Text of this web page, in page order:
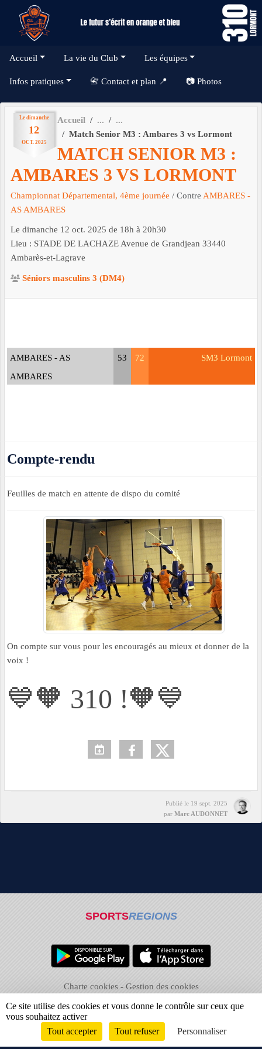
Accueil La vie du Club Les équipes
Infos pratiques 📇 Contact et plan 📍 📷 Photos
Le dimanche
12
OCT. 2025
Accueil
Match Senior M3 : Ambares 3 vs Lormont
MATCH SENIOR M3 :
AMBARES 3 VS LORMONT
Championnat Départemental, 4ème journée / Contre AMBARES -
AS AMBARES
Le dimanche 12 oct. 2025 de 18h à 20h30
Lieu : STADE DE LACHAZE Avenue de Grandjean 33440
Ambarès-et-Lagrave
Séniors masculins 3 (DM4)
AMBARES - AS
AMBARES
53 72 SM3 Lormont
Compte-rendu
Feuilles de match en attente de dispo du comité
On compte sur vous pour les encouragés au mieux et donner de la
voix !
💙🧡 310 !🧡💙
Publié le 19 sept. 2025
par Marc AUDONNET
SPORTSREGIONS
Charte cookies
Gestion des cookies
Informations légales
Signaler un contenu inapproprié
Envie de participer ? CONNEXION
Panneau de gestion des cookies
Ce site utilise des cookies et vous donne le contrôle sur ceux que
vous souhaitez activer
Tout accepter
Tout refuser Personnaliser